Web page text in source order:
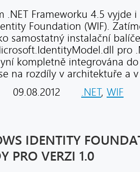
.NET Frameworku 4.5 vyjde
Foundation (WIF).
samostatný instalační
pro
kompletně integrována do
na rozdíly v architektuře a v
09.08.2012 .NET, WIF
IDENTITY
PRO VERZI 1.0